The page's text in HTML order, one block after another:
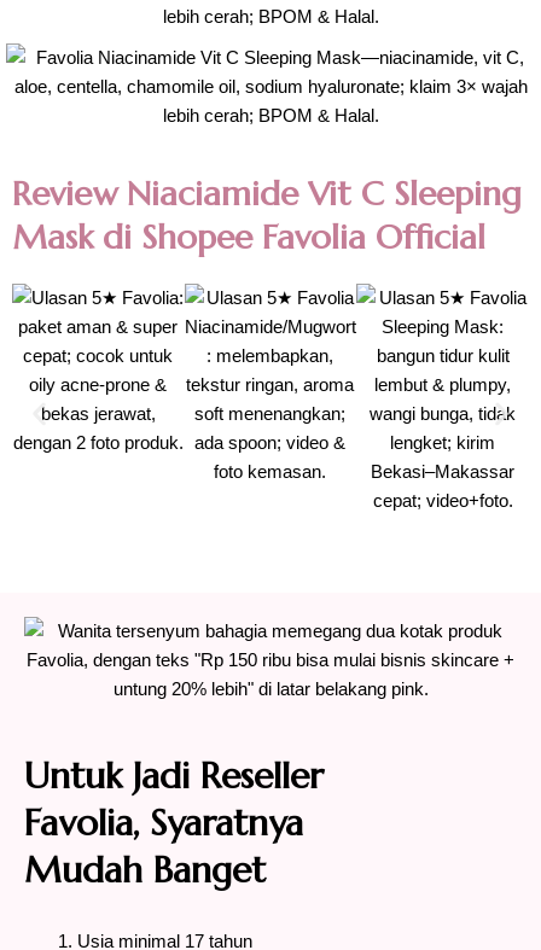
Review Niaciamide Vit C Sleeping
Mask di Shopee Favolia Official
Untuk Jadi Reseller
Favolia, Syaratnya
Mudah Banget
Usia minimal 17 tahun